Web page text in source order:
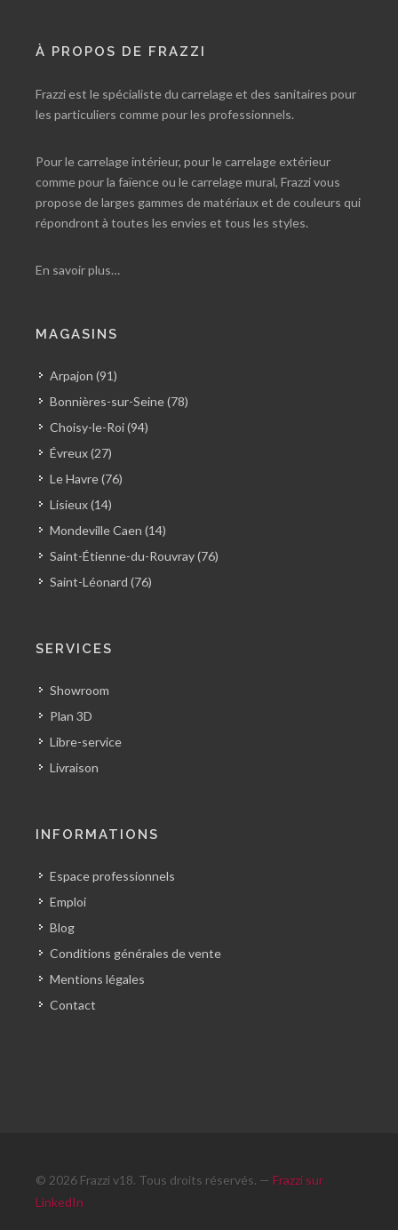
À PROPOS DE FRAZZI
Frazzi est le spécialiste du carrelage et des sanitaires pour
les particuliers comme pour les professionnels.
Pour le carrelage intérieur, pour le carrelage extérieur
comme pour la faïence ou le carrelage mural, Frazzi vous
propose de larges gammes de matériaux et de couleurs qui
répondront à toutes les envies et tous les styles.
En savoir plus…
MAGASINS
Arpajon (91)
Bonnières-sur-Seine (78)
Choisy-le-Roi (94)
Évreux (27)
Le Havre (76)
Lisieux (14)
Mondeville Caen (14)
Saint-Étienne-du-Rouvray (76)
Saint-Léonard (76)
SERVICES
Showroom
Plan 3D
Libre-service
Livraison
INFORMATIONS
Espace professionnels
Emploi
Blog
Conditions générales de vente
Mentions légales
Contact
© 2026 Frazzi v18. Tous droits réservés. — Frazzi sur
LinkedIn